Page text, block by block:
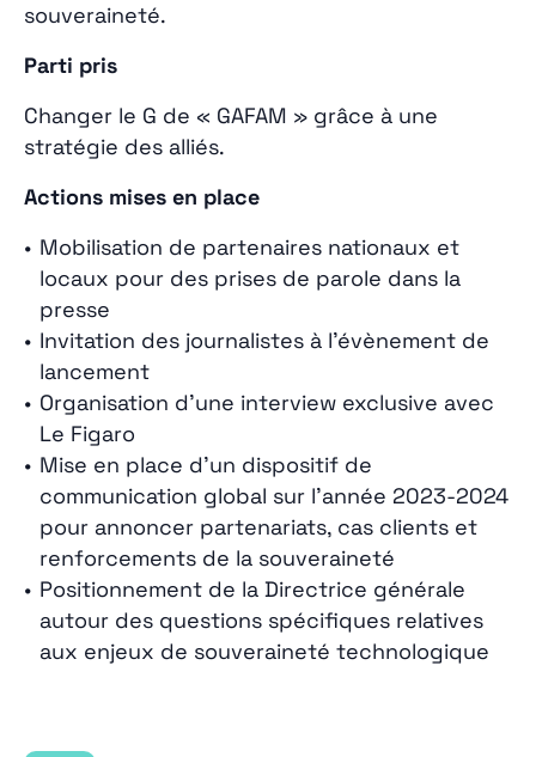
souveraineté.
Parti pris
Changer le G de « GAFAM » grâce à une
stratégie des alliés.
Actions mises en place
Mobilisation de partenaires nationaux et
locaux pour des prises de parole dans la
presse
Invitation des journalistes à l’évènement de
lancement
Organisation d’une interview exclusive avec
Le Figaro
Mise en place d’un dispositif de
communication global sur l’année 2023-2024
pour annoncer partenariats, cas clients et
renforcements de la souveraineté
Positionnement de la Directrice générale
autour des questions spécifiques relatives
aux enjeux de souveraineté technologique